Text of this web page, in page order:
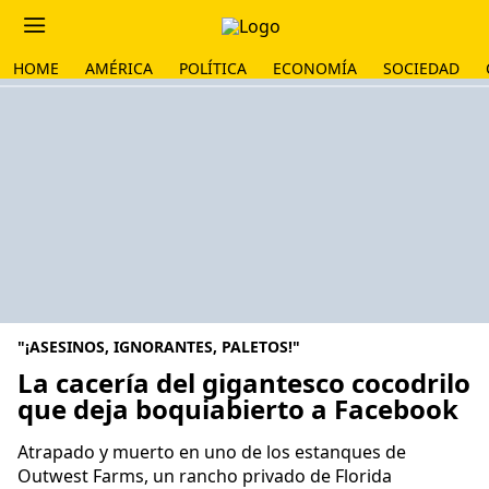
HOME AMÉRICA POLÍTICA ECONOMÍA SOCIEDAD
"¡ASESINOS, IGNORANTES, PALETOS!"
La cacería del gigantesco cocodrilo
que deja boquiabierto a Facebook
Atrapado y muerto en uno de los estanques de
Outwest Farms, un rancho privado de Florida